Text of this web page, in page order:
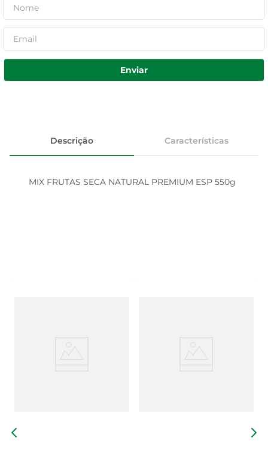
Enviar
Descrição Características
MIX FRUTAS SECA NATURAL PREMIUM ESP 550g